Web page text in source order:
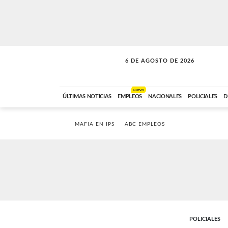
6 DE AGOSTO DE 2026
A DE LA TARDE
ÚLTIMAS NOTICIAS EMPLEOS
NUEVO
NACIONALES POLICIALES
MAFIA EN IPS ABC EMPLEOS
POLICIALES